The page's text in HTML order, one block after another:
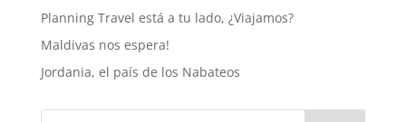
Planning Travel está a tu lado, ¿Viajamos?
Maldivas nos espera!
Jordania, el país de los Nabateos